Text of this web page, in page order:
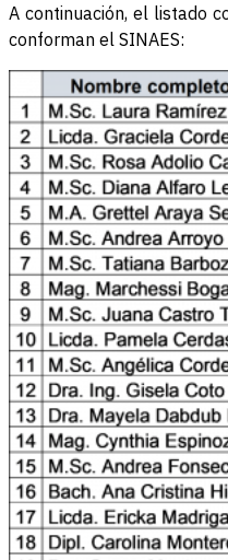
A continuación, el listado
conforman el SINAES: